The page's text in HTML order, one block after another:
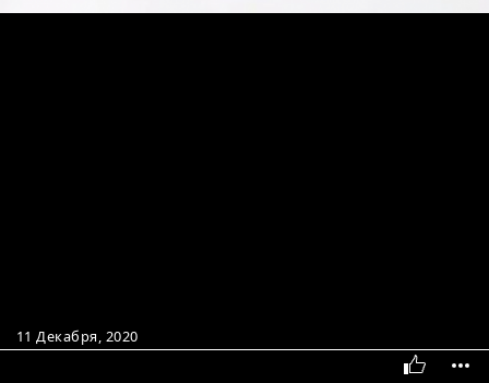
11 Декабря, 2020